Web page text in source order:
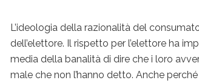
L’ideologia della razionalità del
dell’elettore. Il rispetto per l’elettore ha
media della banalità di dire che i loro
male che non l’hanno detto. Anche